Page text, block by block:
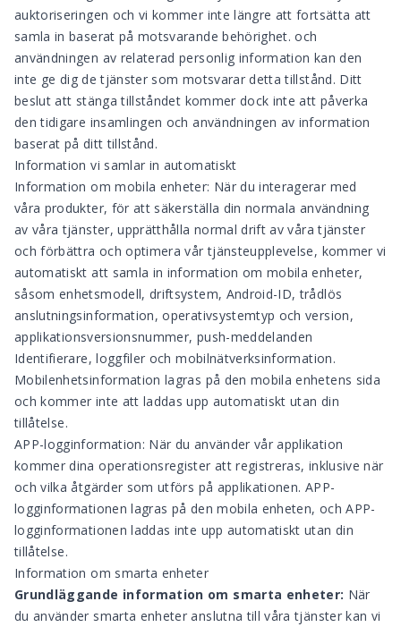
auktoriseringen och vi kommer inte längre att fortsätta att
samla in baserat på motsvarande behörighet. och
användningen av relaterad personlig information kan den
inte ge dig de tjänster som motsvarar detta tillstånd. Ditt
beslut att stänga tillståndet kommer dock inte att påverka
den tidigare insamlingen och användningen av information
baserat på ditt tillstånd.
Information vi samlar in automatiskt
Information om mobila enheter: När du interagerar med
våra produkter, för att säkerställa din normala användning
av våra tjänster, upprätthålla normal drift av våra tjänster
och förbättra och optimera vår tjänsteupplevelse, kommer vi
automatiskt att samla in information om mobila enheter,
såsom enhetsmodell, driftsystem, Android-ID, trådlös
anslutningsinformation, operativsystemtyp och version,
applikationsversionsnummer, push-meddelanden
Identifierare, loggfiler och mobilnätverksinformation.
Mobilenhetsinformation lagras på den mobila enhetens sida
och kommer inte att laddas upp automatiskt utan din
tillåtelse.
APP-logginformation: När du använder vår applikation
kommer dina operationsregister att registreras, inklusive när
och vilka åtgärder som utförs på applikationen. APP-
logginformationen lagras på den mobila enheten, och APP-
logginformationen laddas inte upp automatiskt utan din
tillåtelse.
Information om smarta enheter
Grundläggande information om smarta enheter: När
du använder smarta enheter anslutna till våra tjänster kan vi